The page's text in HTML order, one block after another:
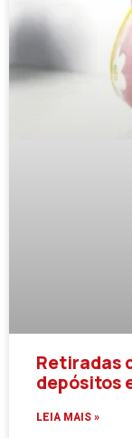
Retiradas
depósitos
LEIA MAIS »